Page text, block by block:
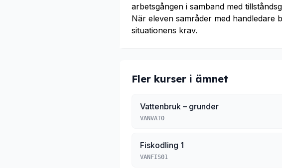
arbetsgången i samband med
När eleven samråder med handledare
situationens krav.
Fler kurser i ämnet
Vattenbruk – grunder
VANVAT0
Fiskodling 1
VANFIS01